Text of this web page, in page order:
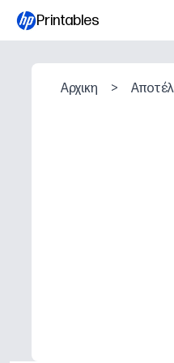
Printables
Αρχικη >